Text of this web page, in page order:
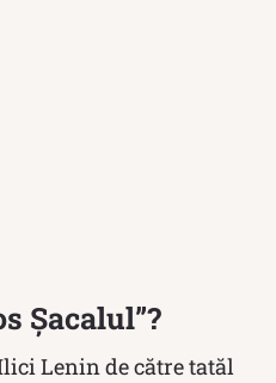
Şacalul”?
Lenin de către tatăl